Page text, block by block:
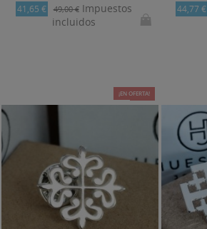
41,65 € 49,00 €Impuestos
incluidos
44,77 €
-15%
¡EN OFERTA!